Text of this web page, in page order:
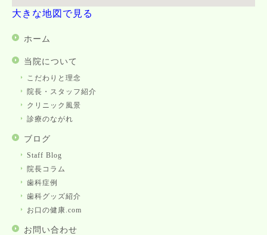
大きな地図で見る
ホーム
当院について
こだわりと理念
院長・スタッフ紹介
クリニック風景
診療のながれ
ブログ
Staff Blog
院長コラム
歯科症例
歯科グッズ紹介
お口の健康.com
お問い合わせ